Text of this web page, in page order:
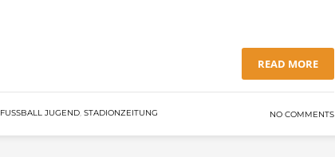
READ MORE
FUSSBALL JUGEND , STADIONZEITUNG NO COMMENTS